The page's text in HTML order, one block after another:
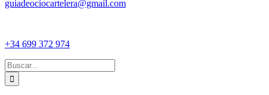
guiadeociocartelera@gmail.com
+34 699 372 974
Buscar: